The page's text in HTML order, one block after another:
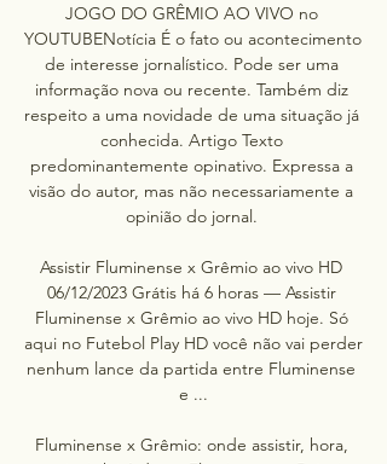
JOGO DO GRÊMIO AO VIVO no
YOUTUBENotícia É o fato ou acontecimento
de interesse jornalístico. Pode ser uma
informação nova ou recente. Também diz
respeito a uma novidade de uma situação já
conhecida. Artigo Texto
predominantemente opinativo. Expressa a
visão do autor, mas não necessariamente a
opinião do jornal.
Assistir Fluminense x Grêmio ao vivo HD
06/12/2023 Grátis há 6 horas — Assistir
Fluminense x Grêmio ao vivo HD hoje. Só
aqui no Futebol Play HD você não vai perder
nenhum lance da partida entre Fluminense
e ...
Fluminense x Grêmio: onde assistir, hora,